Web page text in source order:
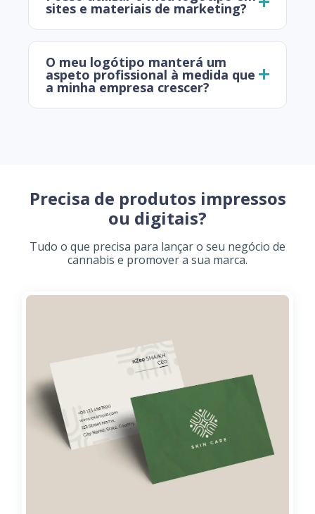
sites e materiais de marketing?
O meu logótipo manterá um
aspeto profissional à medida que
a minha empresa crescer?
Precisa de produtos impressos
ou digitais?
Tudo o que precisa para lançar o seu negócio de
cannabis e promover a sua marca.